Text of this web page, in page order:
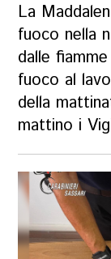
La
fuoco nella
dalle
fuoco al
della
mattino i